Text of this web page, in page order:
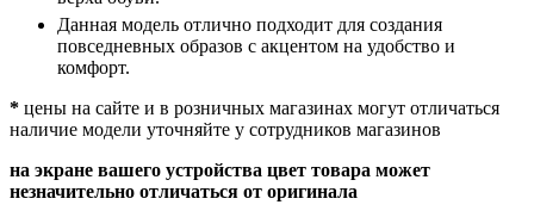
Данная модель отлично подходит для создания
повседневных образов с акцентом на удобство и
комфорт.
* цены на сайте и в розничных магазинах могут отличаться
наличие модели уточняйте у сотрудников магазинов
на экране вашего устройства цвет товара может
незначительно отличаться от оригинала